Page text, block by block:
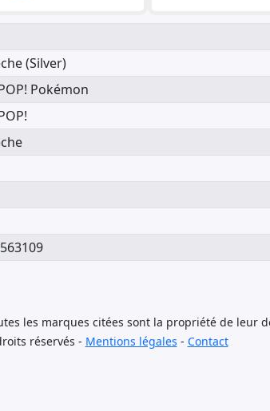
(Silver)
Pokémon
les marques citées sont la propriété de leur
réservés - Mentions légales - Contact